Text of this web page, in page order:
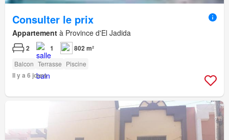
Consulter le prix
Appartement à Province d'El Jadida
2 1 802 m²
Balcon Terrasse Piscine
Il y a 6 jours